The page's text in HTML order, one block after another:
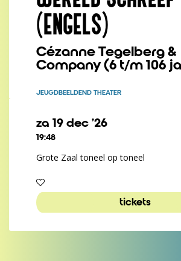
(ENGELS)
Cézanne Tegelberg &
Company (6 t/m 106
JEUGDBEELDEND THEATER
za 19 dec ’26
19:48
Grote Zaal toneel op toneel
tickets